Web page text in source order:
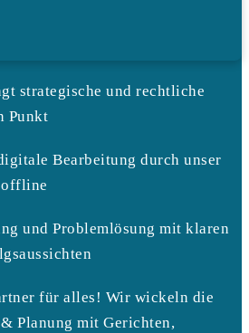
strategische und rechtliche
Punkt
Bearbeitung durch unser
offline
und Problemlösung mit klaren
für alles! Wir wickeln die
Planung mit Gerichten,